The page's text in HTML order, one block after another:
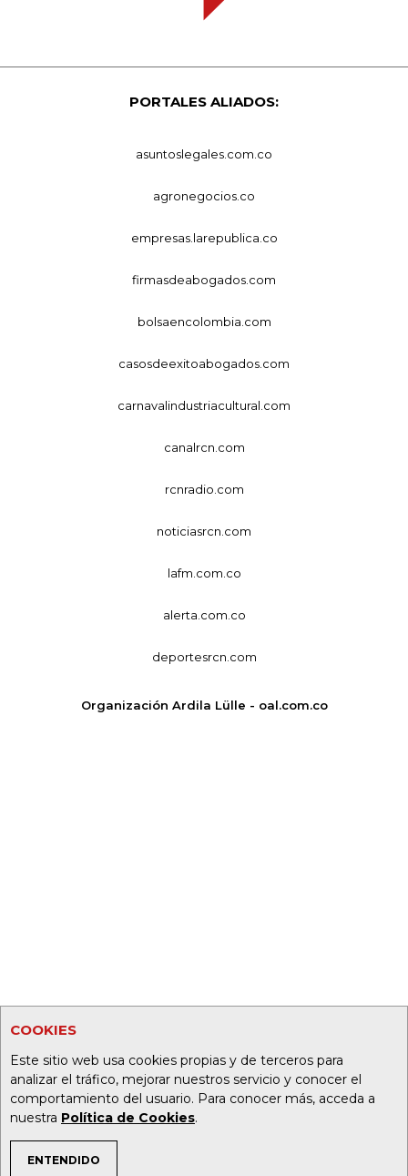
COOKIES
Este sitio web usa cookies propias y de terceros para
analizar el tráfico, mejorar nuestros servicio y conocer el
comportamiento del usuario. Para conocer más, acceda a
nuestra Política de Cookies.
ENTENDIDO
PORTALES ALIADOS:
asuntoslegales.com.co
agronegocios.co
empresas.larepublica.co
firmasdeabogados.com
bolsaencolombia.com
casosdeexitoabogados.com
carnavalindustriacultural.com
canalrcn.com
rcnradio.com
noticiasrcn.com
lafm.com.co
alerta.com.co
deportesrcn.com
Organización Ardila Lülle - oal.com.co